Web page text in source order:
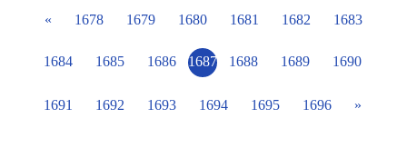
« 1678 1679 1680 1681 1682 1683
1684 1685 1686 1687 1688 1689 1690
1691 1692 1693 1694 1695 1696 »